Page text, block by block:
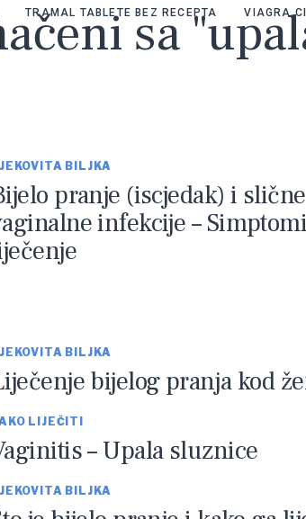
TRAMAL TABLETE BEZ RECEPTA VIAGRA
sa
BILJKA
pranje (iscjedak) i slične
infekcije –
BILJKA
bijelog pranja kod
LIJEČITI
– Upala sluznice
BILJKA